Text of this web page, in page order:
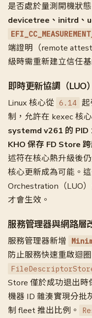
是否處於量測開機狀態
devicetree、initrd、
端證明（remote
級時需重新建立信任
即時更新協調（
Linux 核心從 6.14 起
制，允許在 kexec 核
systemd v261 的 PID
KHO 保存 FD Store
述符在核心熱升級後
核心更新成為可能。
Orchestration（LUO
才會生效。
服務管理器與網路層
服務管理器新增
防止服務快速重啟迴
Store 僅於成功退出時
機器 ID 雜湊實現分批
制 fleet 推出比例。